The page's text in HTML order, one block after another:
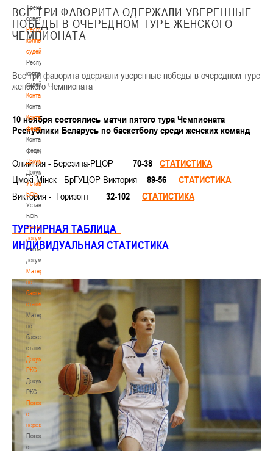
Тренерский
совет
Республиканская
коллегия
судей
Республиканская
коллегия
судей
Контакты
Контакты
Контакты
федерации
Контакты
федерации
Документы
Документы
Устав
БФБ
Устав
БФБ
Регламентирующие
документы
Регламентирующие
документы
Материалы
по
баскетбольной
статистике
Материалы
по
баскетбольной
статистике
Документы
РКС
Документы
РКС
Положение
о
переходах
Положение
о
ВСЕ ТРИ ФАВОРИТА ОДЕРЖАЛИ УВЕРЕННЫЕ
ПОБЕДЫ В ОЧЕРЕДНОМ ТУРЕ ЖЕНСКОГО
ЧЕМПИОНАТА
Все три фаворита одержали уверенные победы в очередном туре
женского Чемпионата
10 ноября состоялись матчи пятого тура Чемпионата
Республики Беларусь по баскетболу среди женских команд
Олимпия - Березина-РЦОР 70-38
СТАТИСТИКА
Цмокi-Мiнск - БрГУЦОР Виктория 89-56
СТАТИСТИКА
Виктория - Горизонт
32-102 СТАТИСТИКА
ТУРНИРНАЯ ТАБЛИЦА
ИНДИВИДУАЛЬНАЯ СТАТИСТИКА